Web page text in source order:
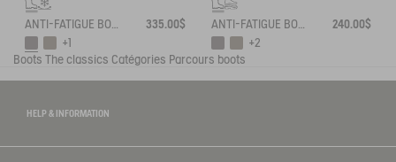
335.00$
+1
240.00$
+2
Boots The classics Catégories Parcours boots
HELP & INFORMATION